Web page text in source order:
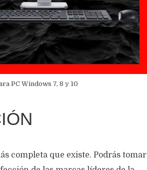
PC Windows 7, 8 y 10
completa que existe. Podrás tomar